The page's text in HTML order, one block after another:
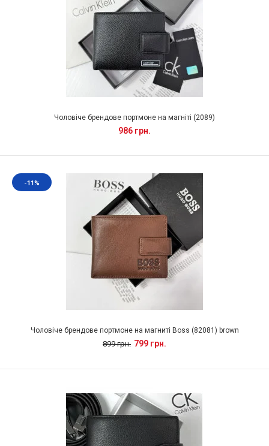
Чоловіче брендове портмоне на магніті (2089)
986 грн.
-11%
Чоловіче брендове портмоне на магниті Boss (82081) brown
899 грн. 799 грн.